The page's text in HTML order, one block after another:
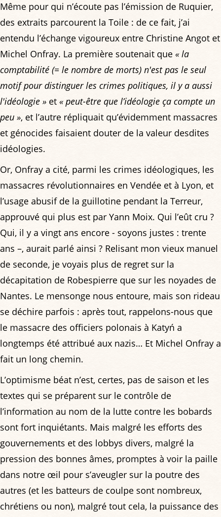
Même pour qui n’écoute pas l’émission de Ruquier,
des extraits parcourent la Toile : de ce fait, j’ai
entendu l’échange vigoureux entre Christine Angot et
Michel Onfray. La première soutenait que « la
comptabilité (= le nombre de morts) n'est pas le seul
motif pour distinguer les crimes politiques, il y a aussi
l'idéologie » et « peut-être que l’idéologie ça compte un
peu », et l’autre répliquait qu’évidemment massacres
et génocides faisaient douter de la valeur desdites
idéologies.
Or, Onfray a cité, parmi les crimes idéologiques, les
massacres révolutionnaires en Vendée et à Lyon, et
l’usage abusif de la guillotine pendant la Terreur,
approuvé qui plus est par Yann Moix. Qui l’eût cru ?
Qui, il y a vingt ans encore - soyons justes : trente
ans –, aurait parlé ainsi ? Relisant mon vieux manuel
de seconde, je voyais plus de regret sur la
décapitation de Robespierre que sur les noyades de
Nantes. Le mensonge nous entoure, mais son rideau
se déchire parfois : après tout, rappelons-nous que
le massacre des officiers polonais à Katyń a
longtemps été attribué aux nazis… Et Michel Onfray a
fait un long chemin.
L’optimisme béat n’est, certes, pas de saison et les
textes qui se préparent sur le contrôle de
l’information au nom de la lutte contre les bobards
sont fort inquiétants. Mais malgré les efforts des
gouvernements et des lobbys divers, malgré la
pression des bonnes âmes, promptes à voir la paille
dans notre œil pour s’aveugler sur la poutre des
autres (et les batteurs de coulpe sont nombreux,
chrétiens ou non), malgré tout cela, la puissance des